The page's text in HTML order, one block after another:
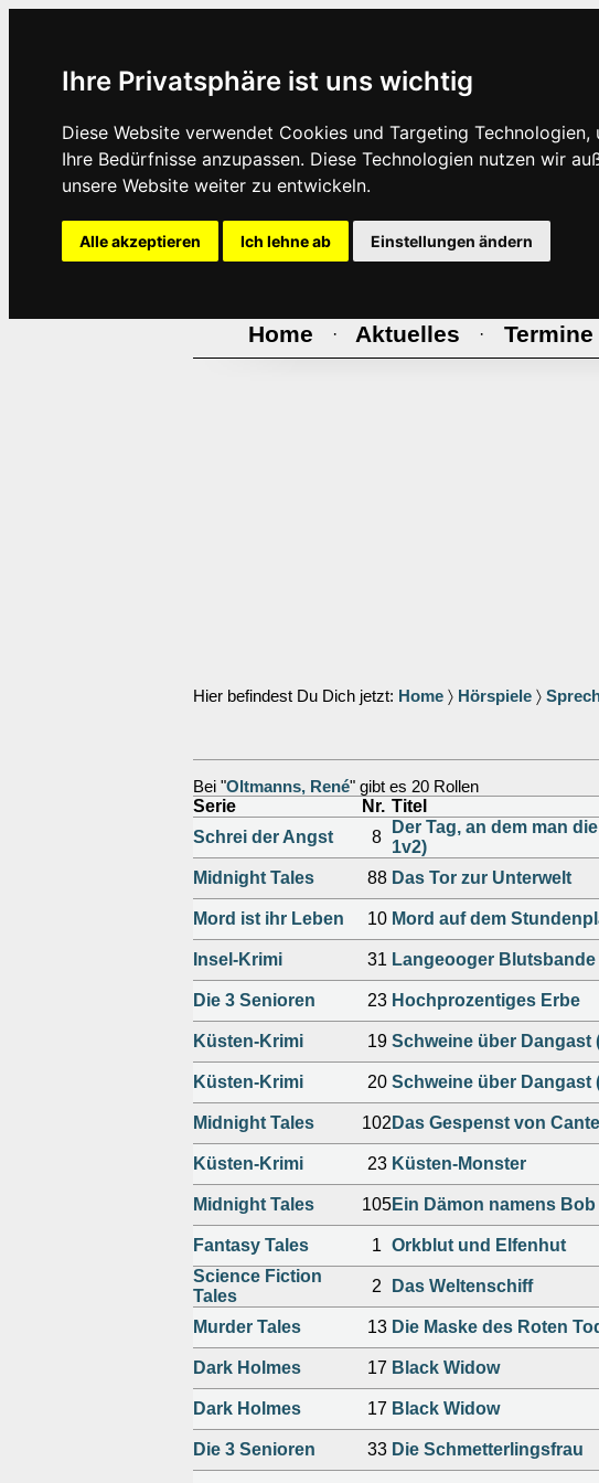
Ihre Privatsphäre ist uns wichtig
Diese Website verwendet Cookies und Targeting
Ihre Bedürfnisse anzupassen. Diese Technologien nutzen wir
unsere Website weiter zu entwickeln.
Alle akzeptieren Ich lehne ab Einstellungen ändern
Home · Aktuelles · Termine
Hier befindest Du Dich jetzt: Home 〉 Hörspiele 〉
Bei "Oltmanns, René" gibt es 20 Rollen
Serie Nr. Titel
Schrei der Angst
8
Der Tag, an dem man
1v2)
Midnight Tales 88 Das Tor zur Unterwelt
Mord ist ihr Leben
10 Mord auf dem
Insel-Krimi
31 Langeooger Blutsbande
Die 3 Senioren
23 Hochprozentiges Erbe
Küsten-Krimi
19 Schweine über Dangast
Küsten-Krimi
20 Schweine über Dangast
Midnight Tales
102 Das Gespenst von
Küsten-Krimi
23 Küsten-Monster
Midnight Tales
105Ein Dämon namens Bob
Fantasy Tales
1 Orkblut und Elfenhut
Science Fiction
Tales
2 Das Weltenschiff
Murder Tales
13 Die Maske des Roten
Dark Holmes
17 Black Widow
Dark Holmes
17 Black Widow
Die 3 Senioren
33 Die Schmetterlingsfrau